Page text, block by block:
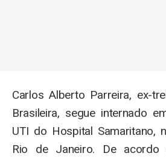
Carlos Alberto Parreira, ex-
Brasileira, segue internado
UTI do Hospital Samaritano,
Rio de Janeiro. De acordo